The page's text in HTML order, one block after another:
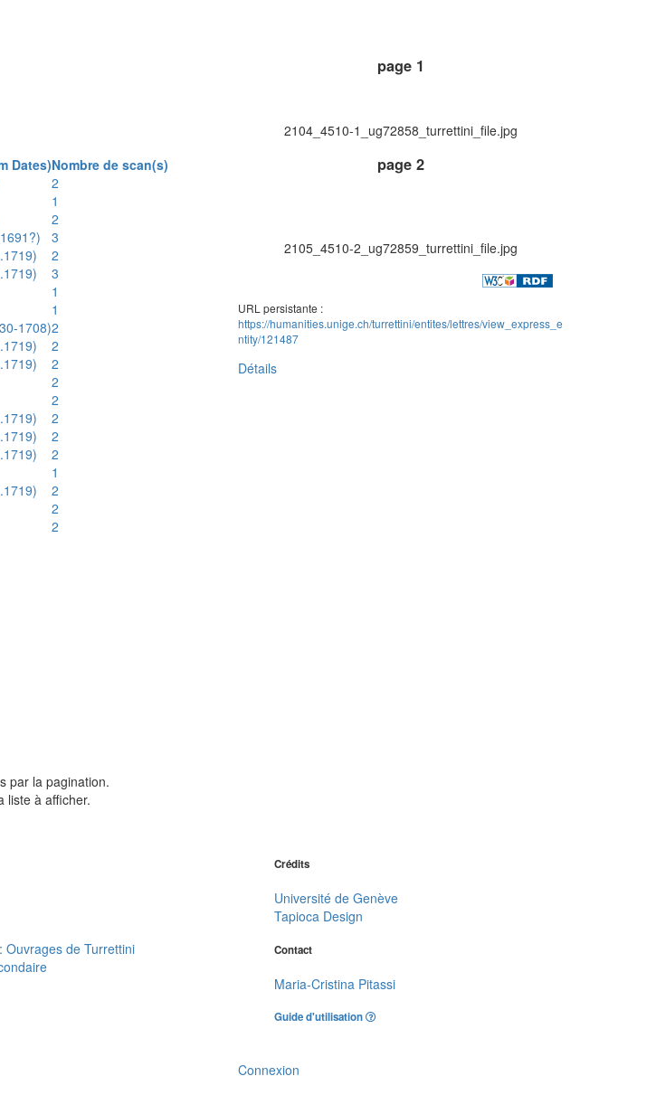
Dates)Nombre de scan(s)
2
1
2
3
2
3
1
1
1708)2
2
2
2
2
2
2
2
1
2
2
2
par la pagination.
liste à afficher.
page 1
2104_4510-1_ug72858_turrettini_file.jpg
page 2
2105_4510-2_ug72859_turrettini_file.jpg
URL persistante :
https://humanities.unige.ch/turrettini/entites/lettres/view_express_e
ntity/121487
Détails
Ouvrages de Turrettini
Crédits
Université de Genève
Tapioca Design
Contact
Maria-Cristina Pitassi
Guide d'utilisation
Connexion